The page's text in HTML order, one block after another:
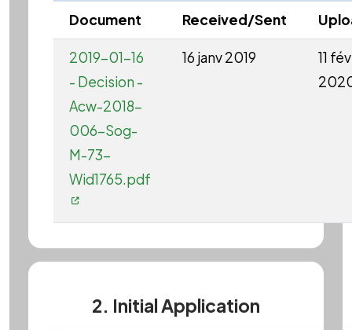
Document Received/Sent
2019-01-16
- Decision -
Acw-2018-
006-Sog-
M-73-
Wid1765.pdf
16 janv 2019
11
2. Initial Application